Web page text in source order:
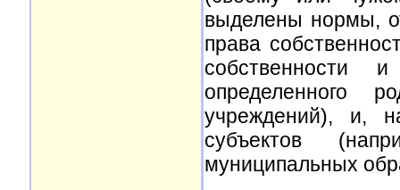
выделены нормы,
права
определенного
учреждений), и,
субъектов
муниципальных